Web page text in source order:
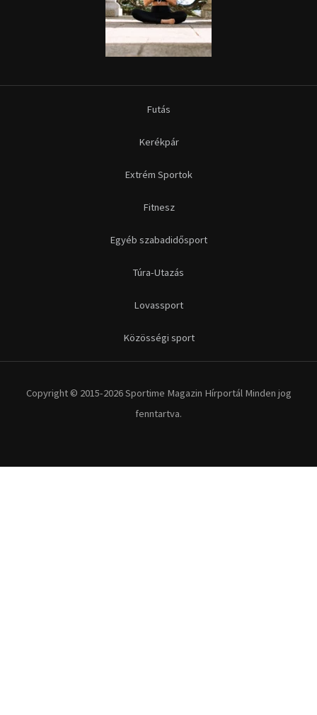
Futás
Kerékpár
Extrém Sportok
Fitnesz
Egyéb szabadidősport
Túra-Utazás
Lovassport
Közösségi sport
Copyright © 2015-2026 Sportime Magazin Hírportál Minden jog
fenntartva.